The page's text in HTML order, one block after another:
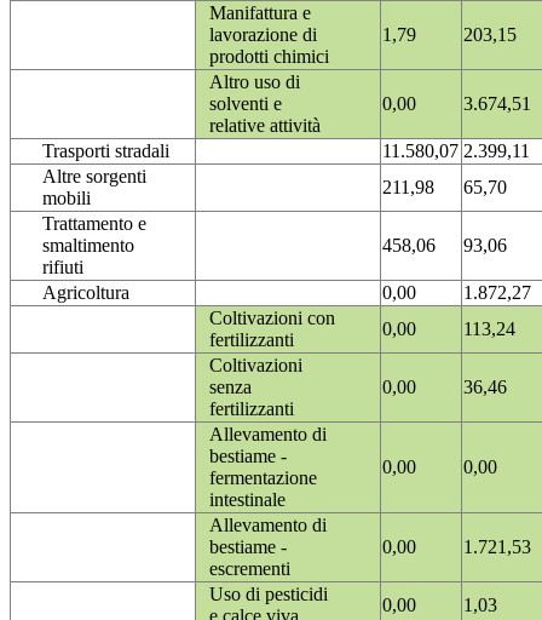
Manifattura e
lavorazione di
prodotti chimici
1,79 203,15
Altro uso di
solventi e
relative attività
0,00 3.674,51
Trasporti stradali 11.580,07 2.399,11
Altre sorgenti
mobili
211,98
65,70
Trattamento e
smaltimento
rifiuti
458,06 93,06
Agricoltura 0,00
1.872,27
Coltivazioni con
fertilizzanti
0,00
113,24
Coltivazioni
senza
fertilizzanti
0,00 36,46
Allevamento di
bestiame -
fermentazione
intestinale
0,00 0,00
Allevamento di
bestiame -
escrementi
0,00 1.721,53
Uso di pesticidi
0,00 1,03